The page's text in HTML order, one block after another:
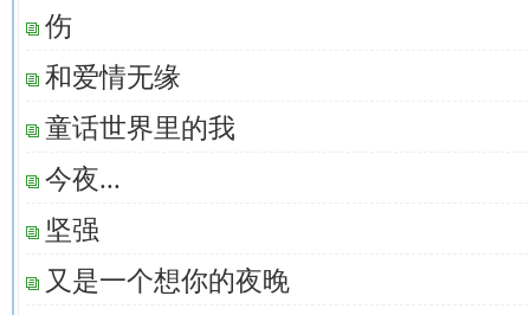
伤
和爱情无缘
童话世界里的我
今夜...
坚强
又是一个想你的夜晚